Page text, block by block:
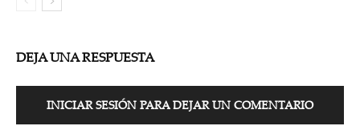
DEJA UNA RESPUESTA
INICIAR SESIÓN PARA DEJAR UN COMENTARIO